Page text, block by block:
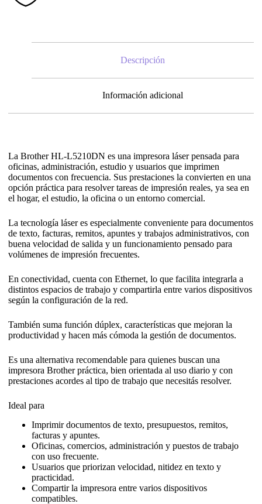
Descripción
Información adicional
La Brother HL-L5210DN es una impresora láser pensada para
oficinas, administración, estudio y usuarios que imprimen
documentos con frecuencia. Sus prestaciones la convierten en una
opción práctica para resolver tareas de impresión reales, ya sea en
el hogar, el estudio, la oficina o un entorno comercial.
La tecnología láser es especialmente conveniente para documentos
de texto, facturas, remitos, apuntes y trabajos administrativos, con
buena velocidad de salida y un funcionamiento pensado para
volúmenes de impresión frecuentes.
En conectividad, cuenta con Ethernet, lo que facilita integrarla a
distintos espacios de trabajo y compartirla entre varios dispositivos
según la configuración de la red.
También suma función dúplex, características que mejoran la
productividad y hacen más cómoda la gestión de documentos.
Es una alternativa recomendable para quienes buscan una
impresora Brother práctica, bien orientada al uso diario y con
prestaciones acordes al tipo de trabajo que necesitás resolver.
Ideal para
Imprimir documentos de texto, presupuestos, remitos,
facturas y apuntes.
Oficinas, comercios, administración y puestos de trabajo
con uso frecuente.
Usuarios que priorizan velocidad, nitidez en texto y
practicidad.
Compartir la impresora entre varios dispositivos
compatibles.